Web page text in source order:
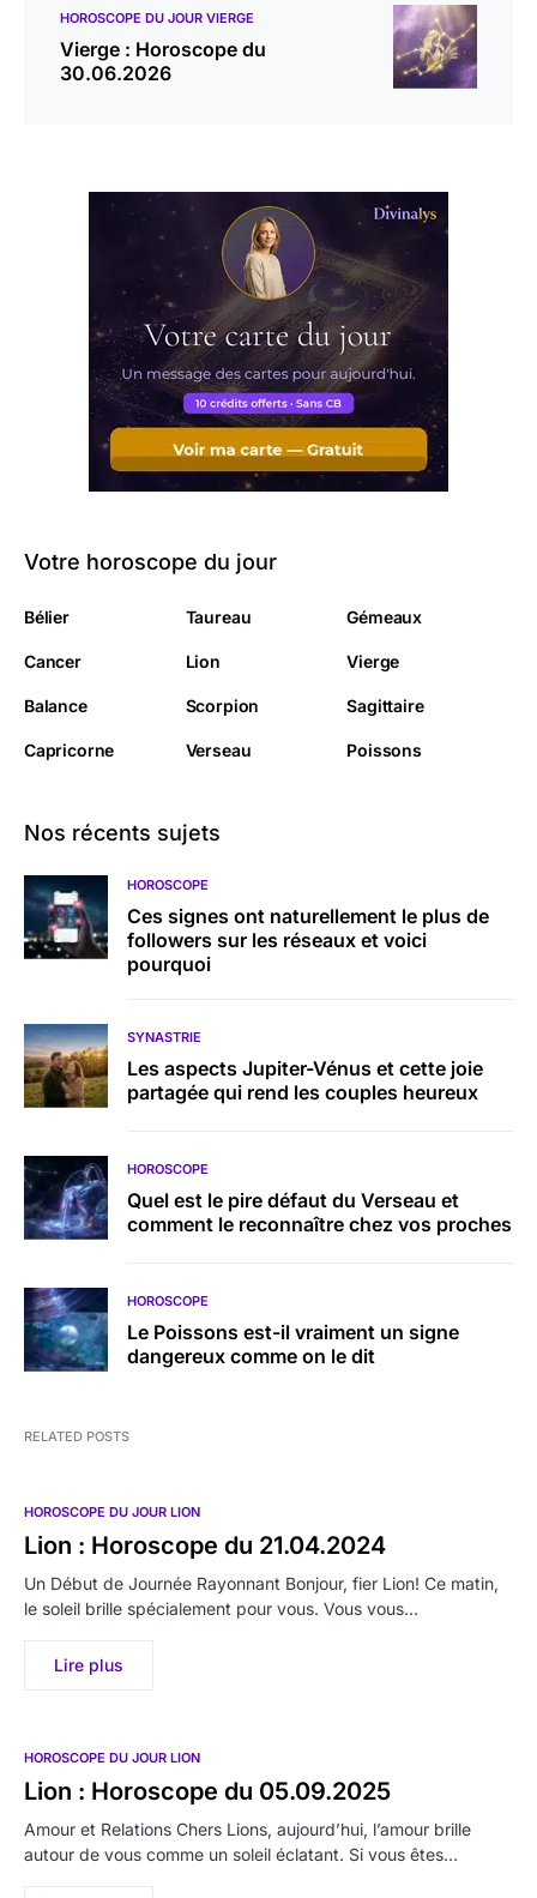
HOROSCOPE DU JOUR VIERGE
Vierge : Horoscope du
30.06.2026
Votre horoscope du jour
Bélier Taureau Gémeaux
Cancer Lion Vierge
Balance Scorpion Sagittaire
Capricorne Verseau Poissons
Nos récents sujets
HOROSCOPE
Ces signes ont naturellement le plus de
followers sur les réseaux et voici
pourquoi
SYNASTRIE
Les aspects Jupiter-Vénus et cette joie
partagée qui rend les couples heureux
HOROSCOPE
Quel est le pire défaut du Verseau et
comment le reconnaître chez vos proches
HOROSCOPE
Le Poissons est-il vraiment un signe
dangereux comme on le dit
RELATED POSTS
HOROSCOPE DU JOUR LION
Lion : Horoscope du 21.04.2024
Un Début de Journée Rayonnant Bonjour, fier Lion! Ce matin,
le soleil brille spécialement pour vous. Vous vous…
Lire plus
HOROSCOPE DU JOUR LION
Lion : Horoscope du 05.09.2025
Amour et Relations Chers Lions, aujourd’hui, l’amour brille
autour de vous comme un soleil éclatant. Si vous êtes…